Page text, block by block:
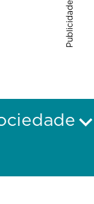
Publicidade